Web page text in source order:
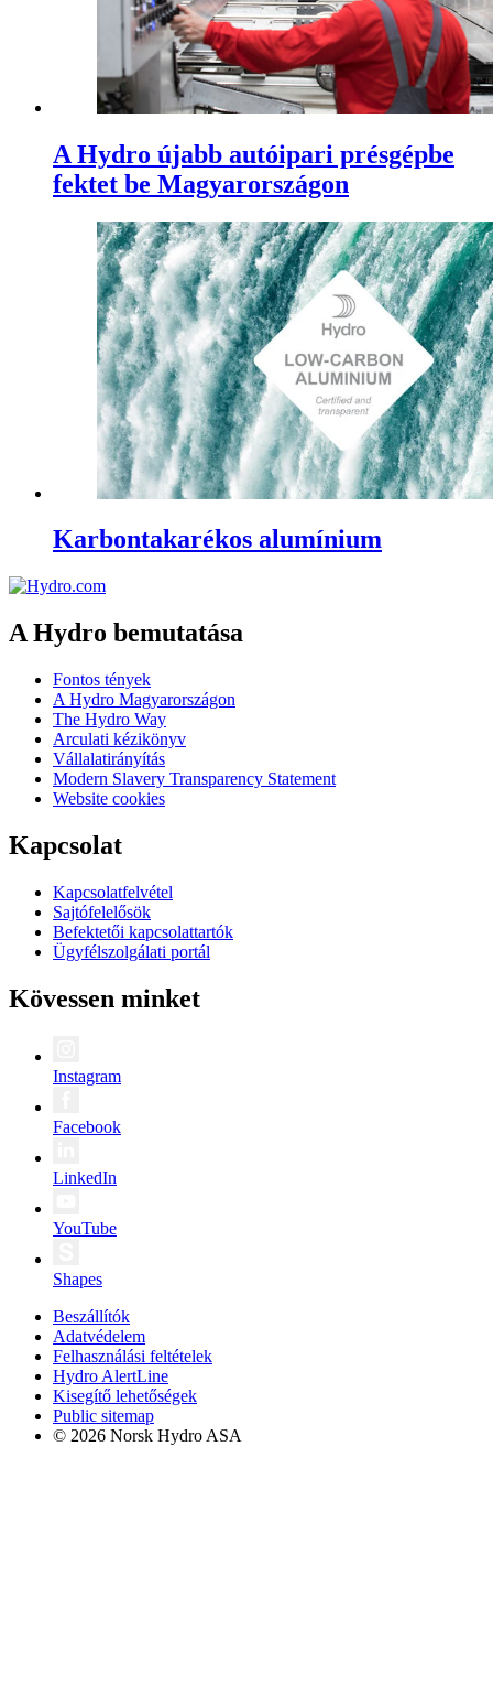
A Hydro újabb autóipari présgépbe
fektet be Magyarországon
Karbontakarékos alumínium
A Hydro bemutatása
Fontos tények
A Hydro Magyarországon
The Hydro Way
Arculati kézikönyv
Vállalatirányítás
Modern Slavery Transparency Statement
Website cookies
Kapcsolat
Kapcsolatfelvétel
Sajtófelelősök
Befektetői kapcsolattartók
Ügyfélszolgálati portál
Kövessen minket
Instagram
Facebook
LinkedIn
YouTube
Shapes
Beszállítók
Adatvédelem
Felhasználási feltételek
Hydro AlertLine
Kisegítő lehetőségek
Public sitemap
© 2026 Norsk Hydro ASA